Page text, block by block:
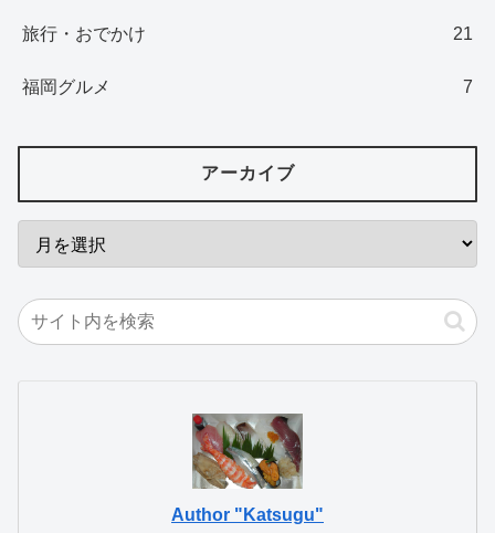
旅行・おでかけ 21
福岡グルメ 7
アーカイブ
Author "Katsugu"